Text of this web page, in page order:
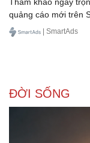
quảng cáo mới trên
| SmartAds
ĐỜI SỐNG